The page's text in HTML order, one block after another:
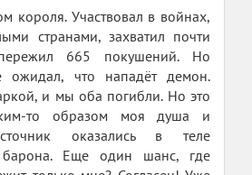
короля. Участвовал в войнах,
странами, захватил почти
665 покушений. Но
ожидал, что нападёт демон.
и мы оба погибли. Но это
то образом моя душа и
оказались в теле
барона. Еще один шанс, где